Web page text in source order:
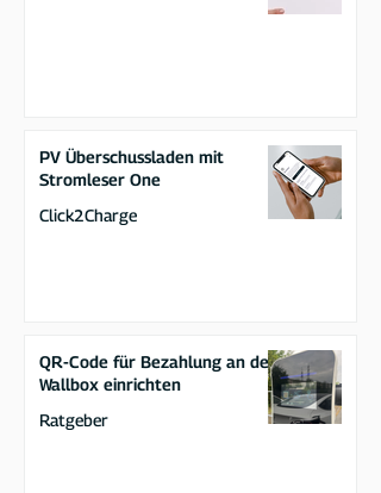
PV Überschussladen mit
Stromleser One
Click2Charge
QR-Code für Bezahlung an der
Wallbox einrichten
Ratgeber